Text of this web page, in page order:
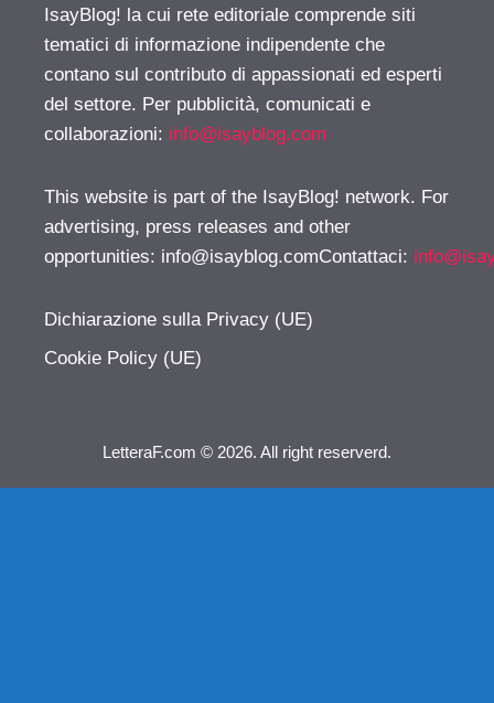
IsayBlog! la cui rete editoriale comprende siti
tematici di informazione indipendente che
contano sul contributo di appassionati ed esperti
del settore. Per pubblicità, comunicati e
collaborazioni: info@isayblog.com
This website is part of the IsayBlog! network. For
advertising, press releases and other
opportunities: info@isayblog.comContattaci:
Dichiarazione sulla Privacy (UE)
Cookie Policy (UE)
LetteraF.com © 2026. All right reserverd.